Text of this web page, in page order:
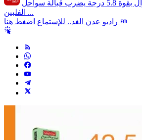
زلزال بقوة 5.8 درجة يضرب قبالة سواحل
الفلبين ...